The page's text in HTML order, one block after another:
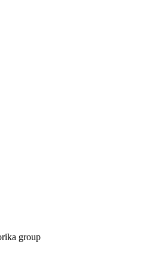
group